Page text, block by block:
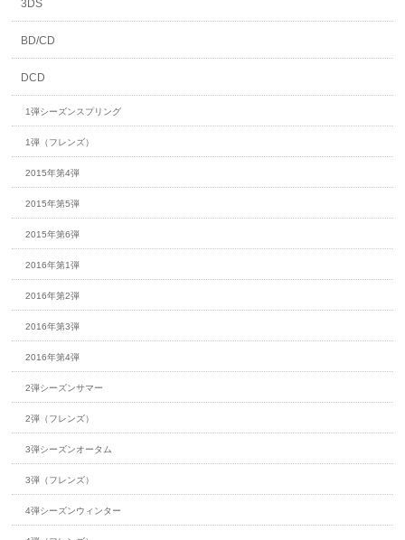
3DS
BD/CD
DCD
1弾シーズンスプリング
1弾（フレンズ）
2015年第4弾
2015年第5弾
2015年第6弾
2016年第1弾
2016年第2弾
2016年第3弾
2016年第4弾
2弾シーズンサマー
2弾（フレンズ）
3弾シーズンオータム
3弾（フレンズ）
4弾シーズンウィンター